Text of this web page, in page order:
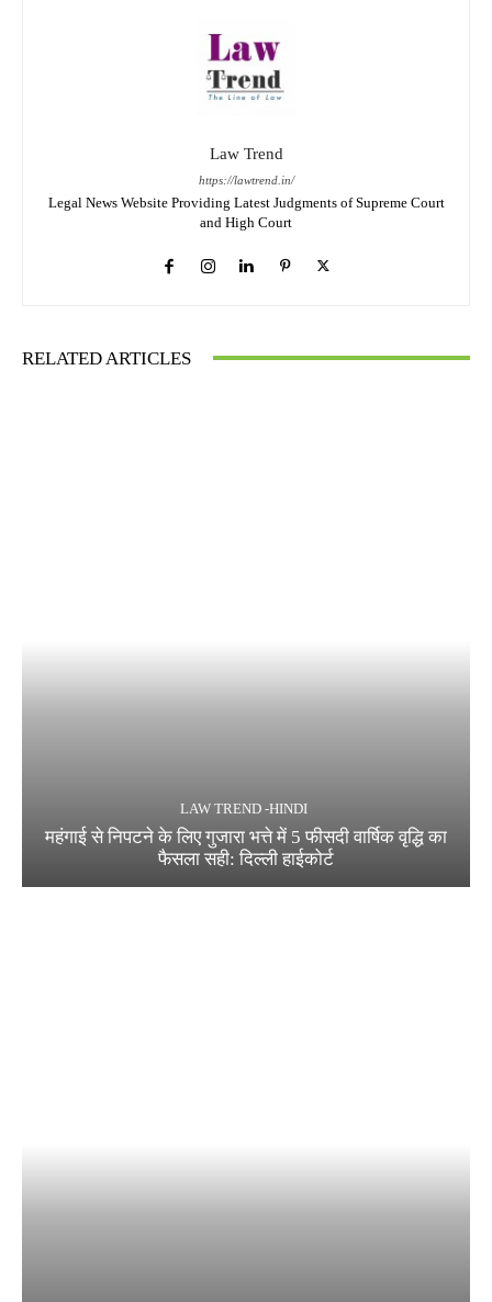
Law Trend
https://lawtrend.in/
Legal News Website Providing Latest Judgments of Supreme Court
and High Court
RELATED ARTICLES
LAW TREND -HINDI
महंगाई से निपटने के लिए गुजारा भत्ते में 5 फीसदी वार्षिक वृद्धि का
फैसला सही: दिल्ली हाईकोर्ट